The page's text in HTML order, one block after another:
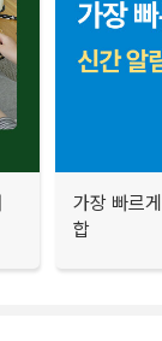
가장 빠르
합